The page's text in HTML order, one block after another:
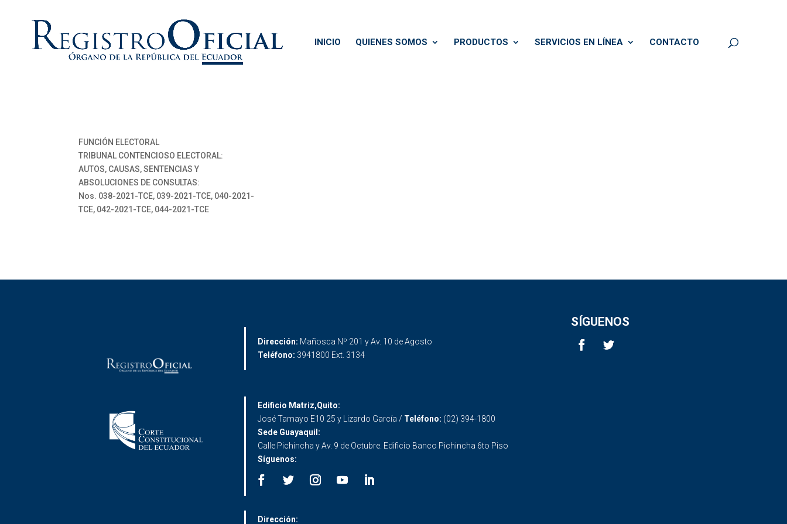
INICIO QUIENES SOMOS PRODUCTOS SERVICIOS EN LÍNEA CONTACTO
FUNCIÓN ELECTORAL
TRIBUNAL CONTENCIOSO ELECTORAL:
AUTOS, CAUSAS, SENTENCIAS Y
ABSOLUCIONES DE CONSULTAS:
Nos. 038-2021-TCE, 039-2021-TCE, 040-2021-
TCE, 042-2021-TCE, 044-2021-TCE
Dirección: Mañosca Nº 201 y Av. 10 de Agosto
Teléfono: 3941800 Ext. 3134
SÍGUENOS
Edificio Matriz,Quito:
José Tamayo E10 25 y Lizardo García / Teléfono: (02) 394-1800
Sede Guayaquil:
Calle Pichincha y Av. 9 de Octubre. Edificio Banco Pichincha 6to Piso
Síguenos:
Dirección: